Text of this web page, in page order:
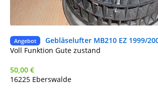
Angebot
Gebläselufter MB210 EZ 1999/
Voll Funktion Gute zustand
50,00 €
16225 Eberswalde